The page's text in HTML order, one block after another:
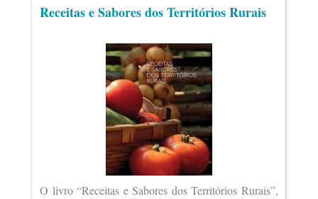
Receitas e Sabores dos Territórios Rurais
O livro “Receitas e Sabores dos Territórios Rurais”,